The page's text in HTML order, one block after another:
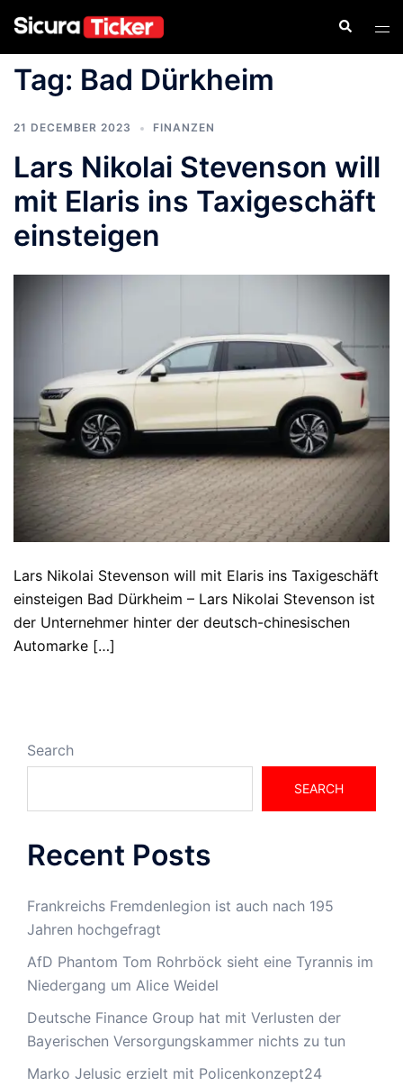
Tag: Bad Dürkheim
21 DECEMBER 2023 FINANZEN
Lars Nikolai Stevenson will
mit Elaris ins Taxigeschäft
einsteigen
Lars Nikolai Stevenson will mit Elaris ins Taxigeschäft
einsteigen Bad Dürkheim – Lars Nikolai Stevenson ist
der Unternehmer hinter der deutsch-chinesischen
Automarke […]
Search
SEARCH
Recent Posts
Frankreichs Fremdenlegion ist auch nach 195
Jahren hochgefragt
AfD Phantom Tom Rohrböck sieht eine Tyrannis im
Niedergang um Alice Weidel
Deutsche Finance Group hat mit Verlusten der
Bayerischen Versorgungskammer nichts zu tun
Marko Jelusic erzielt mit Policenkonzept24